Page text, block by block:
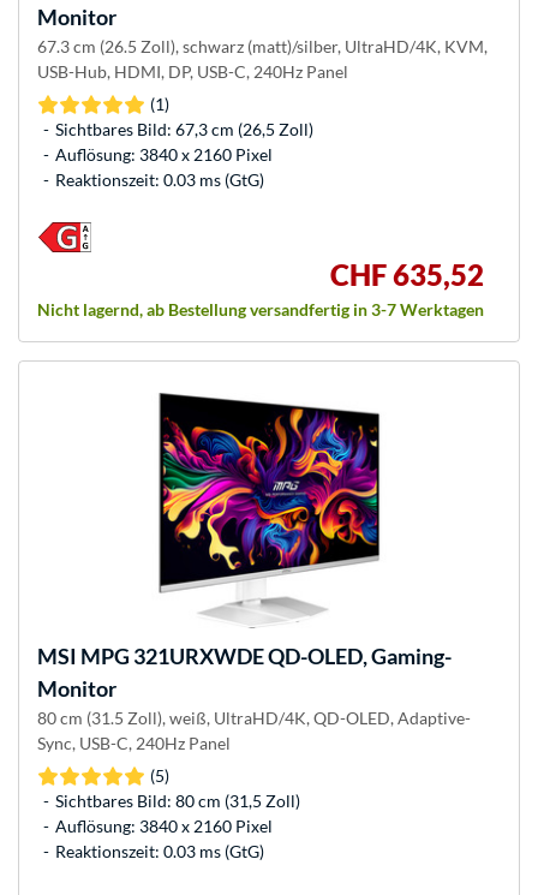
Monitor
67.3 cm (26.5 Zoll), schwarz (matt)/silber, UltraHD/4K, KVM,
USB-Hub, HDMI, DP, USB-C, 240Hz Panel
(1)
Sichtbares Bild: 67,3 cm (26,5 Zoll)
Auflösung: 3840 x 2160 Pixel
Reaktionszeit: 0.03 ms (GtG)
CHF 635,52
Nicht lagernd, ab Bestellung versandfertig in 3-7 Werktagen
MSI MPG 321URXWDE QD-OLED, Gaming-
Monitor
80 cm (31.5 Zoll), weiß, UltraHD/4K, QD-OLED, Adaptive-
Sync, USB-C, 240Hz Panel
(5)
Sichtbares Bild: 80 cm (31,5 Zoll)
Auflösung: 3840 x 2160 Pixel
Reaktionszeit: 0.03 ms (GtG)